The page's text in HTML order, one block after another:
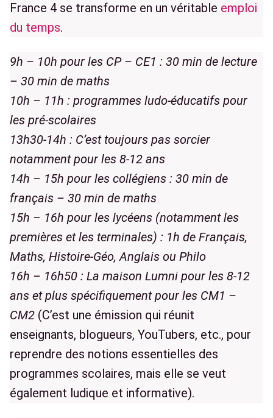
France 4 se transforme en un véritable emploi
du temps.
9h – 10h pour les CP – CE1 : 30 min de lecture
– 30 min de maths
10h – 11h : programmes ludo-éducatifs pour
les pré-scolaires
13h30-14h : C’est toujours pas sorcier
notamment pour les 8-12 ans
14h – 15h pour les collégiens : 30 min de
français – 30 min de maths
15h – 16h pour les lycéens (notamment les
premières et les terminales) : 1h de Français,
Maths, Histoire-Géo, Anglais ou Philo
16h – 16h50 : La maison Lumni pour les 8-12
ans et plus spécifiquement pour les CM1 –
CM2 (C’est une émission qui réunit
enseignants, blogueurs, YouTubers, etc., pour
reprendre des notions essentielles des
programmes scolaires, mais elle se veut
également ludique et informative).